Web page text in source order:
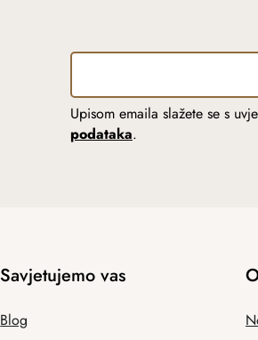
Upisom emaila slažete se s
podataka.
Savjetujemo vas
Blog